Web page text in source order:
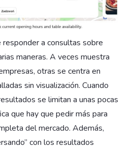
responder a consultas sobre
maneras. A veces muestra
otras se centra en
sin visualización. Cuando
se limitan a unas pocas
que hay que pedir más para
del mercado. Además,
con los resultados